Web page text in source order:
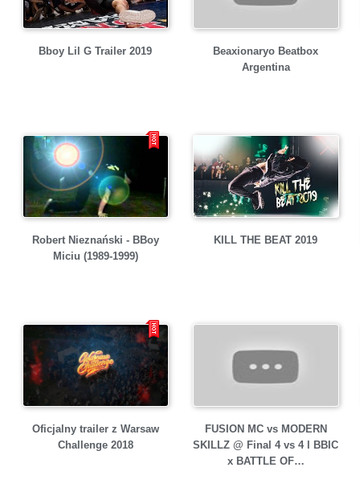
Bboy Lil G Trailer 2019
Beaxionaryo Beatbox
Argentina
Robert Nieznański - BBoy
Miciu (1989-1999)
KILL THE BEAT 2019
Oficjalny trailer z Warsaw
Challenge 2018
FUSION MC vs MODERN
SKILLZ @ Final 4 vs 4 l BBIC
x BATTLE OF…